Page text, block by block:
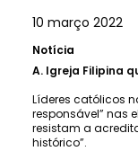
10 março 2022
Notícia
A. Igreja Filipina
Líderes católicos
responsável” nas
resistam a
histórico”.